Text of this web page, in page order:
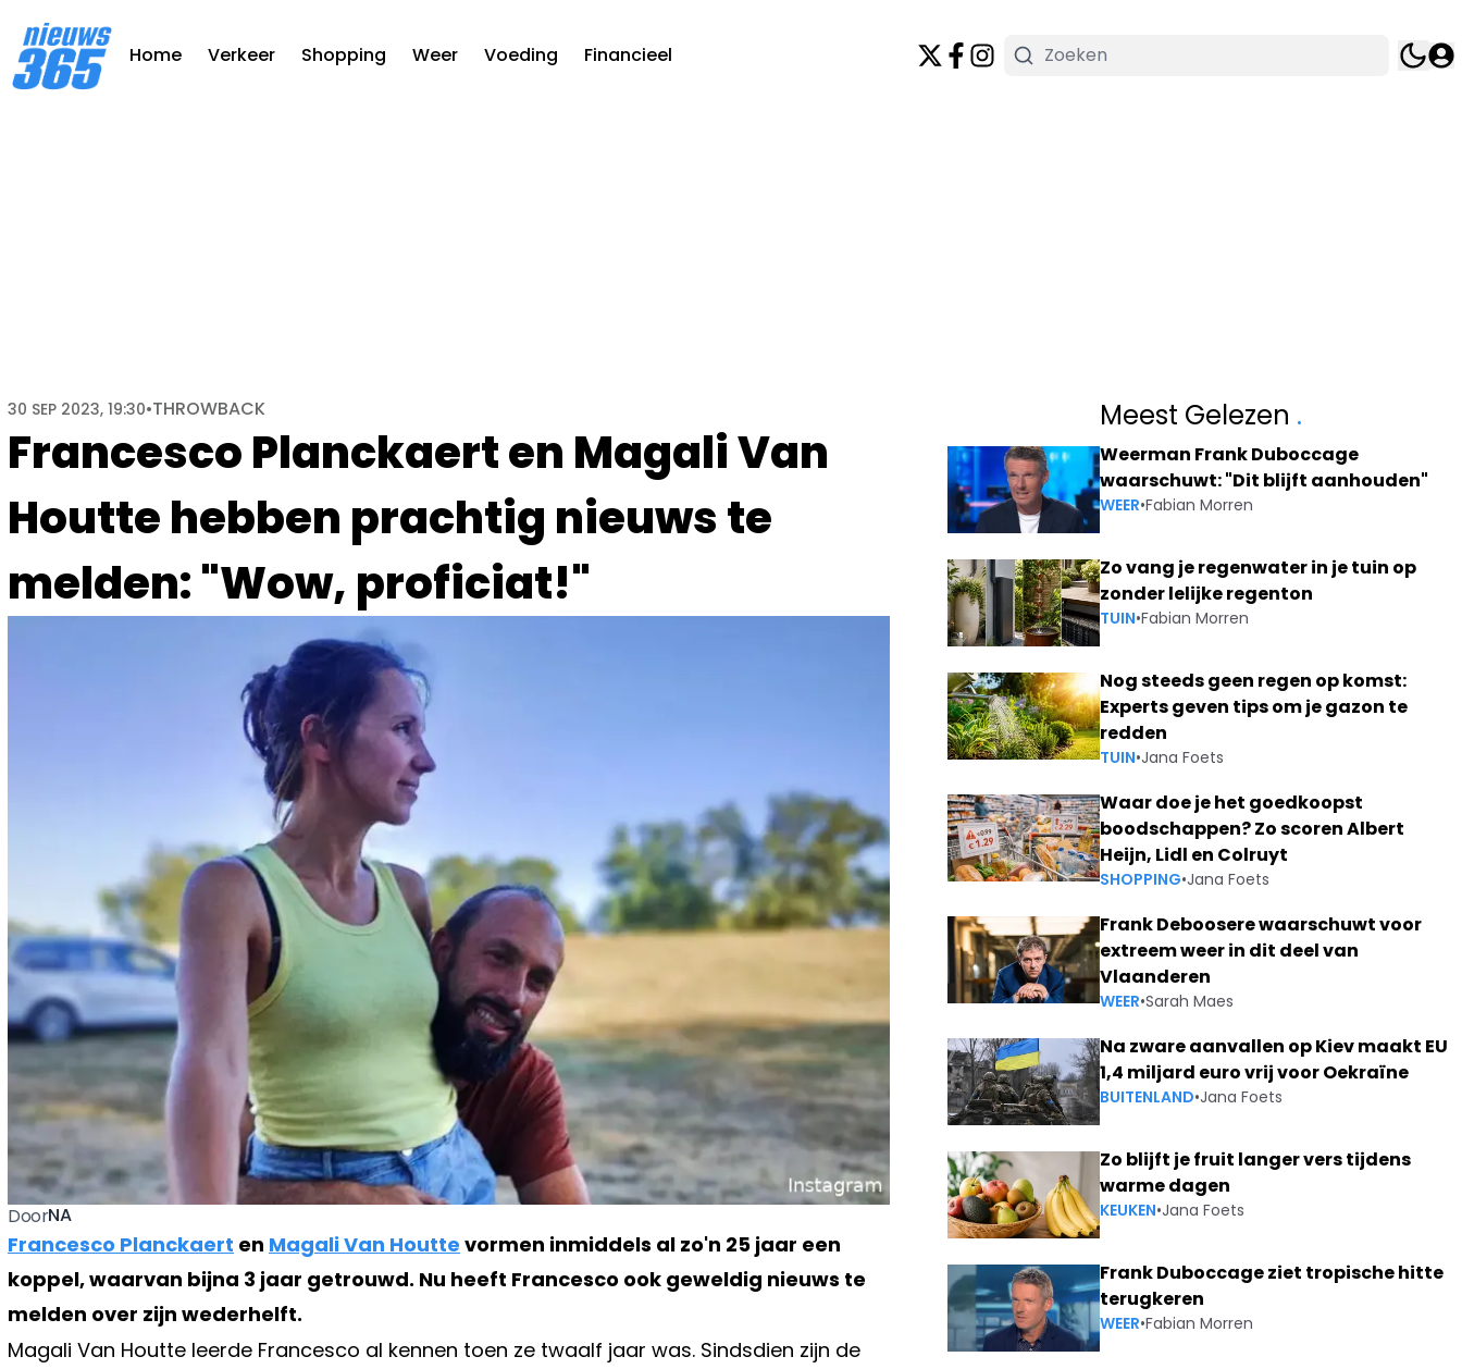
Home Verkeer Shopping Weer Voeding Financieel
Francesco Planckaert en Magali Van
Houtte hebben prachtig nieuws te
melden: "Wow, proficiat!"
30 SEP 2023, 19:30•THROWBACK
DoorNA
Francesco Planckaert en Magali Van Houtte vormen inmiddels al zo'n 25 jaar een
koppel, waarvan bijna 3 jaar getrouwd. Nu heeft Francesco ook geweldig nieuws te
melden over zijn wederhelft.
Magali Van Houtte leerde Francesco al kennen toen ze twaalf jaar was. Sindsdien zijn de
Meest Gelezen .
Weerman Frank Duboccage
waarschuwt: "Dit blijft aanhouden"
WEER•Fabian Morren
Zo vang je regenwater in je tuin op
zonder lelijke regenton
TUIN•Fabian Morren
Nog steeds geen regen op komst:
Experts geven tips om je gazon te
redden
TUIN•Jana Foets
Waar doe je het goedkoopst
boodschappen? Zo scoren Albert
Heijn, Lidl en Colruyt
SHOPPING•Jana Foets
Frank Deboosere waarschuwt voor
extreem weer in dit deel van
Vlaanderen
WEER•Sarah Maes
Na zware aanvallen op Kiev maakt EU
1,4 miljard euro vrij voor Oekraïne
BUITENLAND•Jana Foets
Zo blijft je fruit langer vers tijdens
warme dagen
KEUKEN•Jana Foets
Frank Duboccage ziet tropische hitte
terugkeren
WEER•Fabian Morren